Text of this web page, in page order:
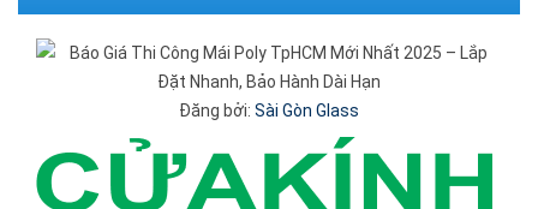
Đăng bởi: Sài Gòn Glass